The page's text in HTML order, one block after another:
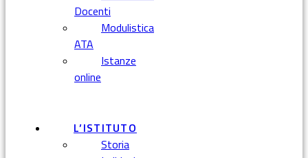
Docenti
Modulistica
ATA
Istanze
online
L’ISTITUTO
Storia